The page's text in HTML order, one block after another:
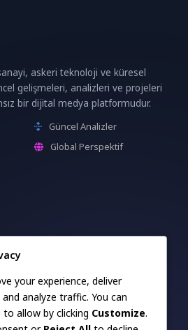
askeri teknoloji ve küresel
gelişmeleri, analizleri ve projeleri
bir dijital medya platformudur.
Güncel Analizler
Global Perspektif
your experience, deliver
analyze traffic. You can
allow by clicking Customize.